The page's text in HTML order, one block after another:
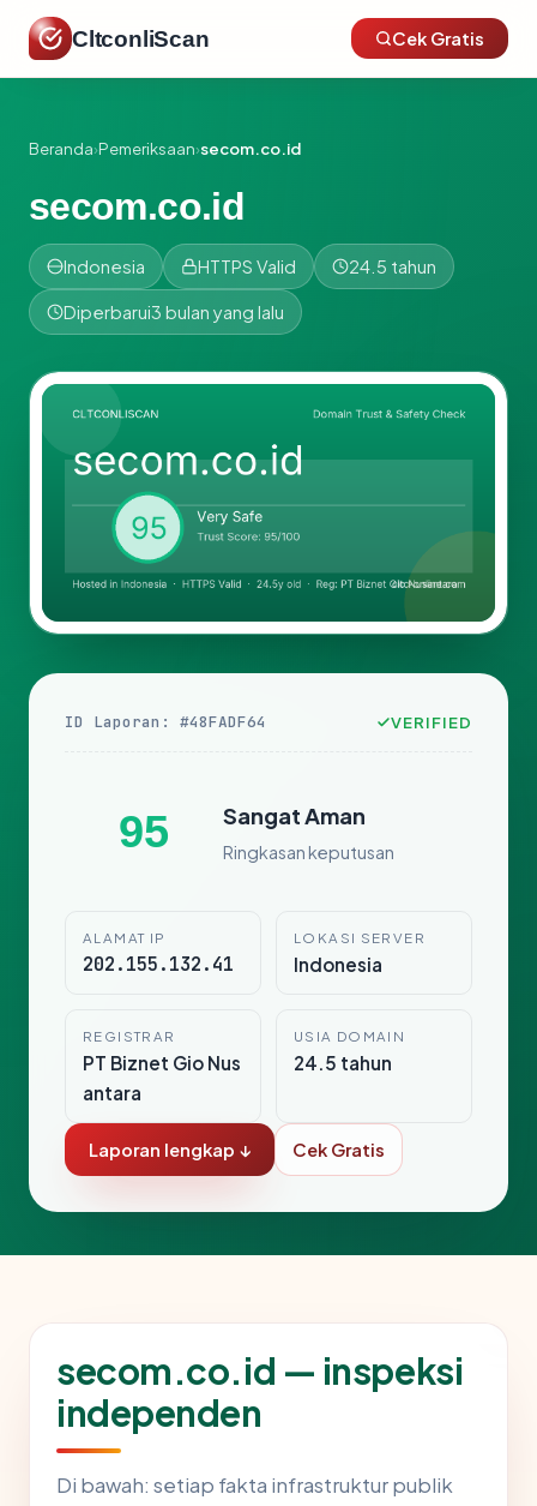
CltconliScan Cek Gratis
Beranda›Pemeriksaan›secom.co.id
secom.co.id
Indonesia HTTPS Valid 24.5 tahun
Diperbarui3 bulan yang lalu
ID Laporan: #48FADF64 VERIFIED
95 Sangat Aman
Ringkasan keputusan
ALAMAT IP
202.155.132.41
LOKASI SERVER
Indonesia
REGISTRAR
PT Biznet Gio Nus
antara
USIA DOMAIN
24.5 tahun
Laporan lengkap ↓ Cek Gratis
secom.co.id — inspeksi
independen
Di bawah: setiap fakta infrastruktur publik